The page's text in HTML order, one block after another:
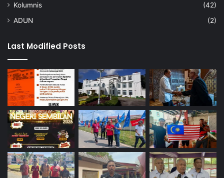
Kolumnis
(42)
ADUN
(2)
Last Modified Posts